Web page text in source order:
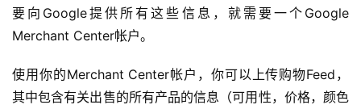
要向Google提供所有这些信息，就需要一个Google
Merchant Center帐户。
使用你的Merchant Center帐户，你可以上传购物Feed，
其中包含有关出售的所有产品的信息（可用性，价格，颜色